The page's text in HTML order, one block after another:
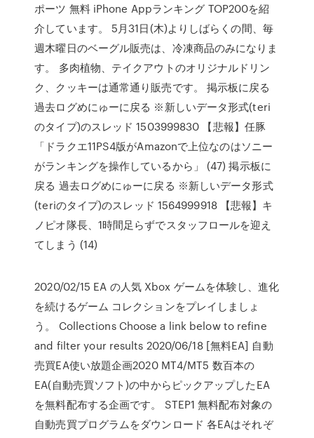
ポーツ 無料 iPhone Appランキング TOP200を紹
介しています。 5月31日(木)よりしばらくの間、毎
週木曜日のベーグル販売は、冷凍商品のみになりま
す。 多肉植物、テイクアウトのオリジナルドリン
ク、クッキーは通常通り販売です。 掲示板に戻る
過去ログめにゅーに戻る ※新しいデータ形式(teri
のタイプ)のスレッド 1503999830 【悲報】任豚
「ドラクエ11PS4版がAmazonで上位なのはソニー
がランキングを操作しているから」 (47) 掲示板に
戻る 過去ログめにゅーに戻る ※新しいデータ形式
(teriのタイプ)のスレッド 1564999918 【悲報】キ
ノピオ隊長、1時間足らずでスタッフロールを迎え
てしまう (14)
2020/02/15 EA の人気 Xbox ゲームを体験し、進化
を続けるゲーム コレクションをプレイしましょ
う。 Collections Choose a link below to refine
and filter your results 2020/06/18 [無料EA] 自動
売買EA使い放題企画2020 MT4/MT5 数百本の
EA(自動売買ソフト)の中からピックアップしたEA
を無料配布する企画です。 STEP1 無料配布対象の
自動売買プログラムをダウンロード 各EAはそれぞ